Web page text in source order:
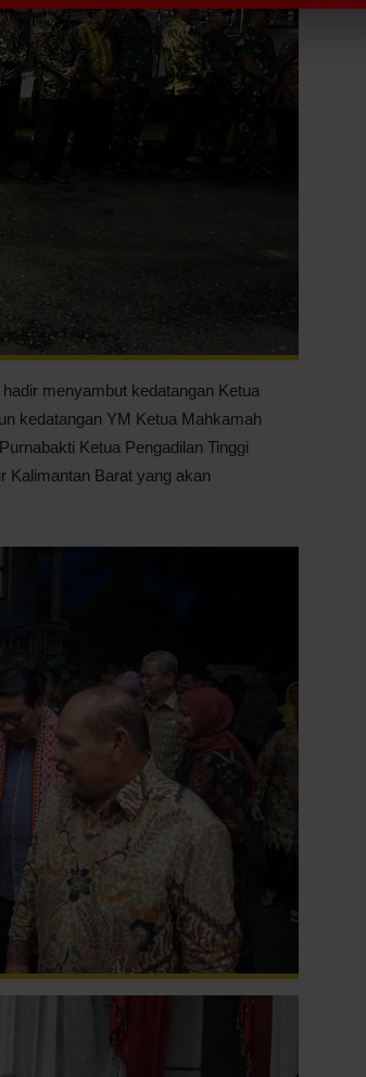
menyambut kedatangan Ketua
kedatangan YM Ketua Mahkamah
Ketua Pengadilan Tinggi
Kalimantan Barat yang akan